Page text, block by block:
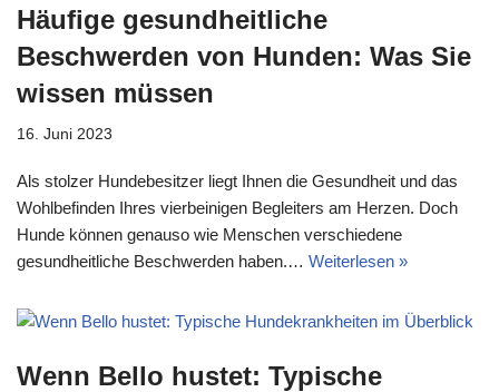
Häufige gesundheitliche
Beschwerden von Hunden: Was Sie
wissen müssen
16. Juni 2023
Als stolzer Hundebesitzer liegt Ihnen die Gesundheit und das
Wohlbefinden Ihres vierbeinigen Begleiters am Herzen. Doch
Hunde können genauso wie Menschen verschiedene
gesundheitliche Beschwerden haben.… Weiterlesen »
Wenn Bello hustet: Typische